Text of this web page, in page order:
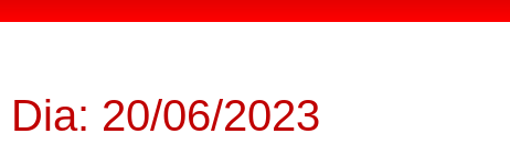
Dia: 20/06/2023